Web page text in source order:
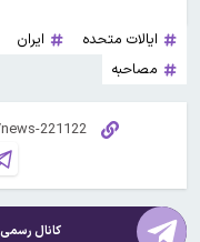
ایالات متحده ایران
مصاحبه
کانال